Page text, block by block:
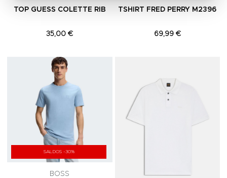
TOP GUESS COLETTE RIB
35,00 €
TSHIRT FRED PERRY M2396
69,99 €
SALDOS -30%
BOSS